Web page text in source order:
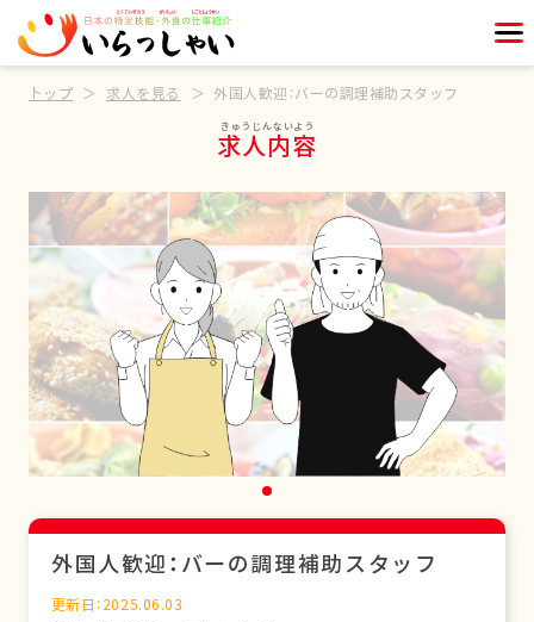
トップ 求人を見る 外国人歓迎：バーの調理補助スタッフ
求人内容
外国人歓迎：バーの調理補助スタッフ
更新日：2025.06.03